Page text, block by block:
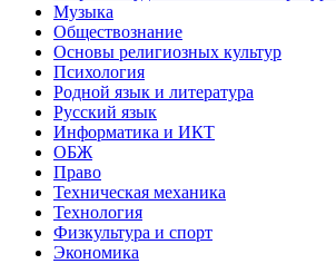
Музыка
Обществознание
Основы религиозных культур
Психология
Родной язык и литература
Русский язык
Информатика и ИКТ
ОБЖ
Право
Техническая механика
Технология
Физкультура и спорт
Экономика